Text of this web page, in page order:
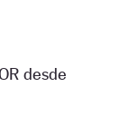
desde